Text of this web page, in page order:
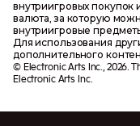
внутриигровых покупок
валюта, за которую
внутриигровые
Для использования
дополнительного
© Electronic Arts Inc., 2026.
Electronic Arts Inc.